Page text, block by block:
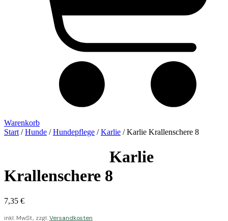
Warenkorb
Start /Hunde /Hundepflege /Karlie / Karlie Krallenschere 8
Karlie
Krallenschere 8
7,35 €
inkl. MwSt., zzgl.Versandkosten